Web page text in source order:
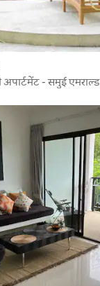
- समुई एमराल्ड